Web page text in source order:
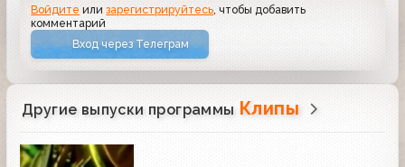
Войдите илизарегистрируйтесь, чтобы добавить
комментарий
Вход через Телеграм
Другие выпуски программы Клипы